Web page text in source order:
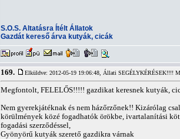
S.O.S. Altatásra Ítélt Állatok
Gazdát kereső árva kutyák, cicák
169. Elküldve: 2012-05-19 19:06:48, Állati SEGÉLYKÉRÉSEK!!!!
Megfontolt, FELELŐS!!!!! gazdikat keresnek kutyák,
Nem gyerekjátéknak és nem házőrzőnek!! Kizárólag
körülmények közé fogadhatók örökbe, ivartalanítási
fogadási szerződéssel,
Gyönyörű kutyák szerető gazdikra várnak